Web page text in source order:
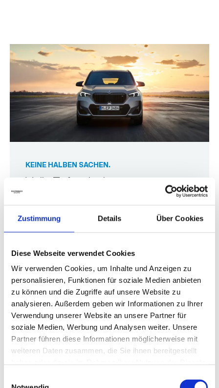
Zustimmung Details Über Cookies
Diese Webseite verwendet Cookies
Wir verwenden Cookies, um Inhalte und Anzeigen zu
personalisieren, Funktionen für soziale Medien anbieten
zu können und die Zugriffe auf unsere Website zu
analysieren. Außerdem geben wir Informationen zu Ihrer
Verwendung unserer Website an unsere Partner für
soziale Medien, Werbung und Analysen weiter. Unsere
Partner führen diese Informationen möglicherweise mit
weiteren Daten zusammen, die Sie ihnen bereitgestellt
KEINE HALBEN SACHEN.
Volle Zufriedenheit.
Wir stehen für exzellenten Kundenservice, höchste
600 Mitarbeitenden verbinden wir persönliche
Kompetenz & Service
Alles aus einer Hand. Von Fahrzeug bis Service.
Vertrauen & Transparenz
Ehrlich. Offen. Verlässlich. Transparente Beratung.
Bei uns stehen Sie immer im Mittelpunkt.